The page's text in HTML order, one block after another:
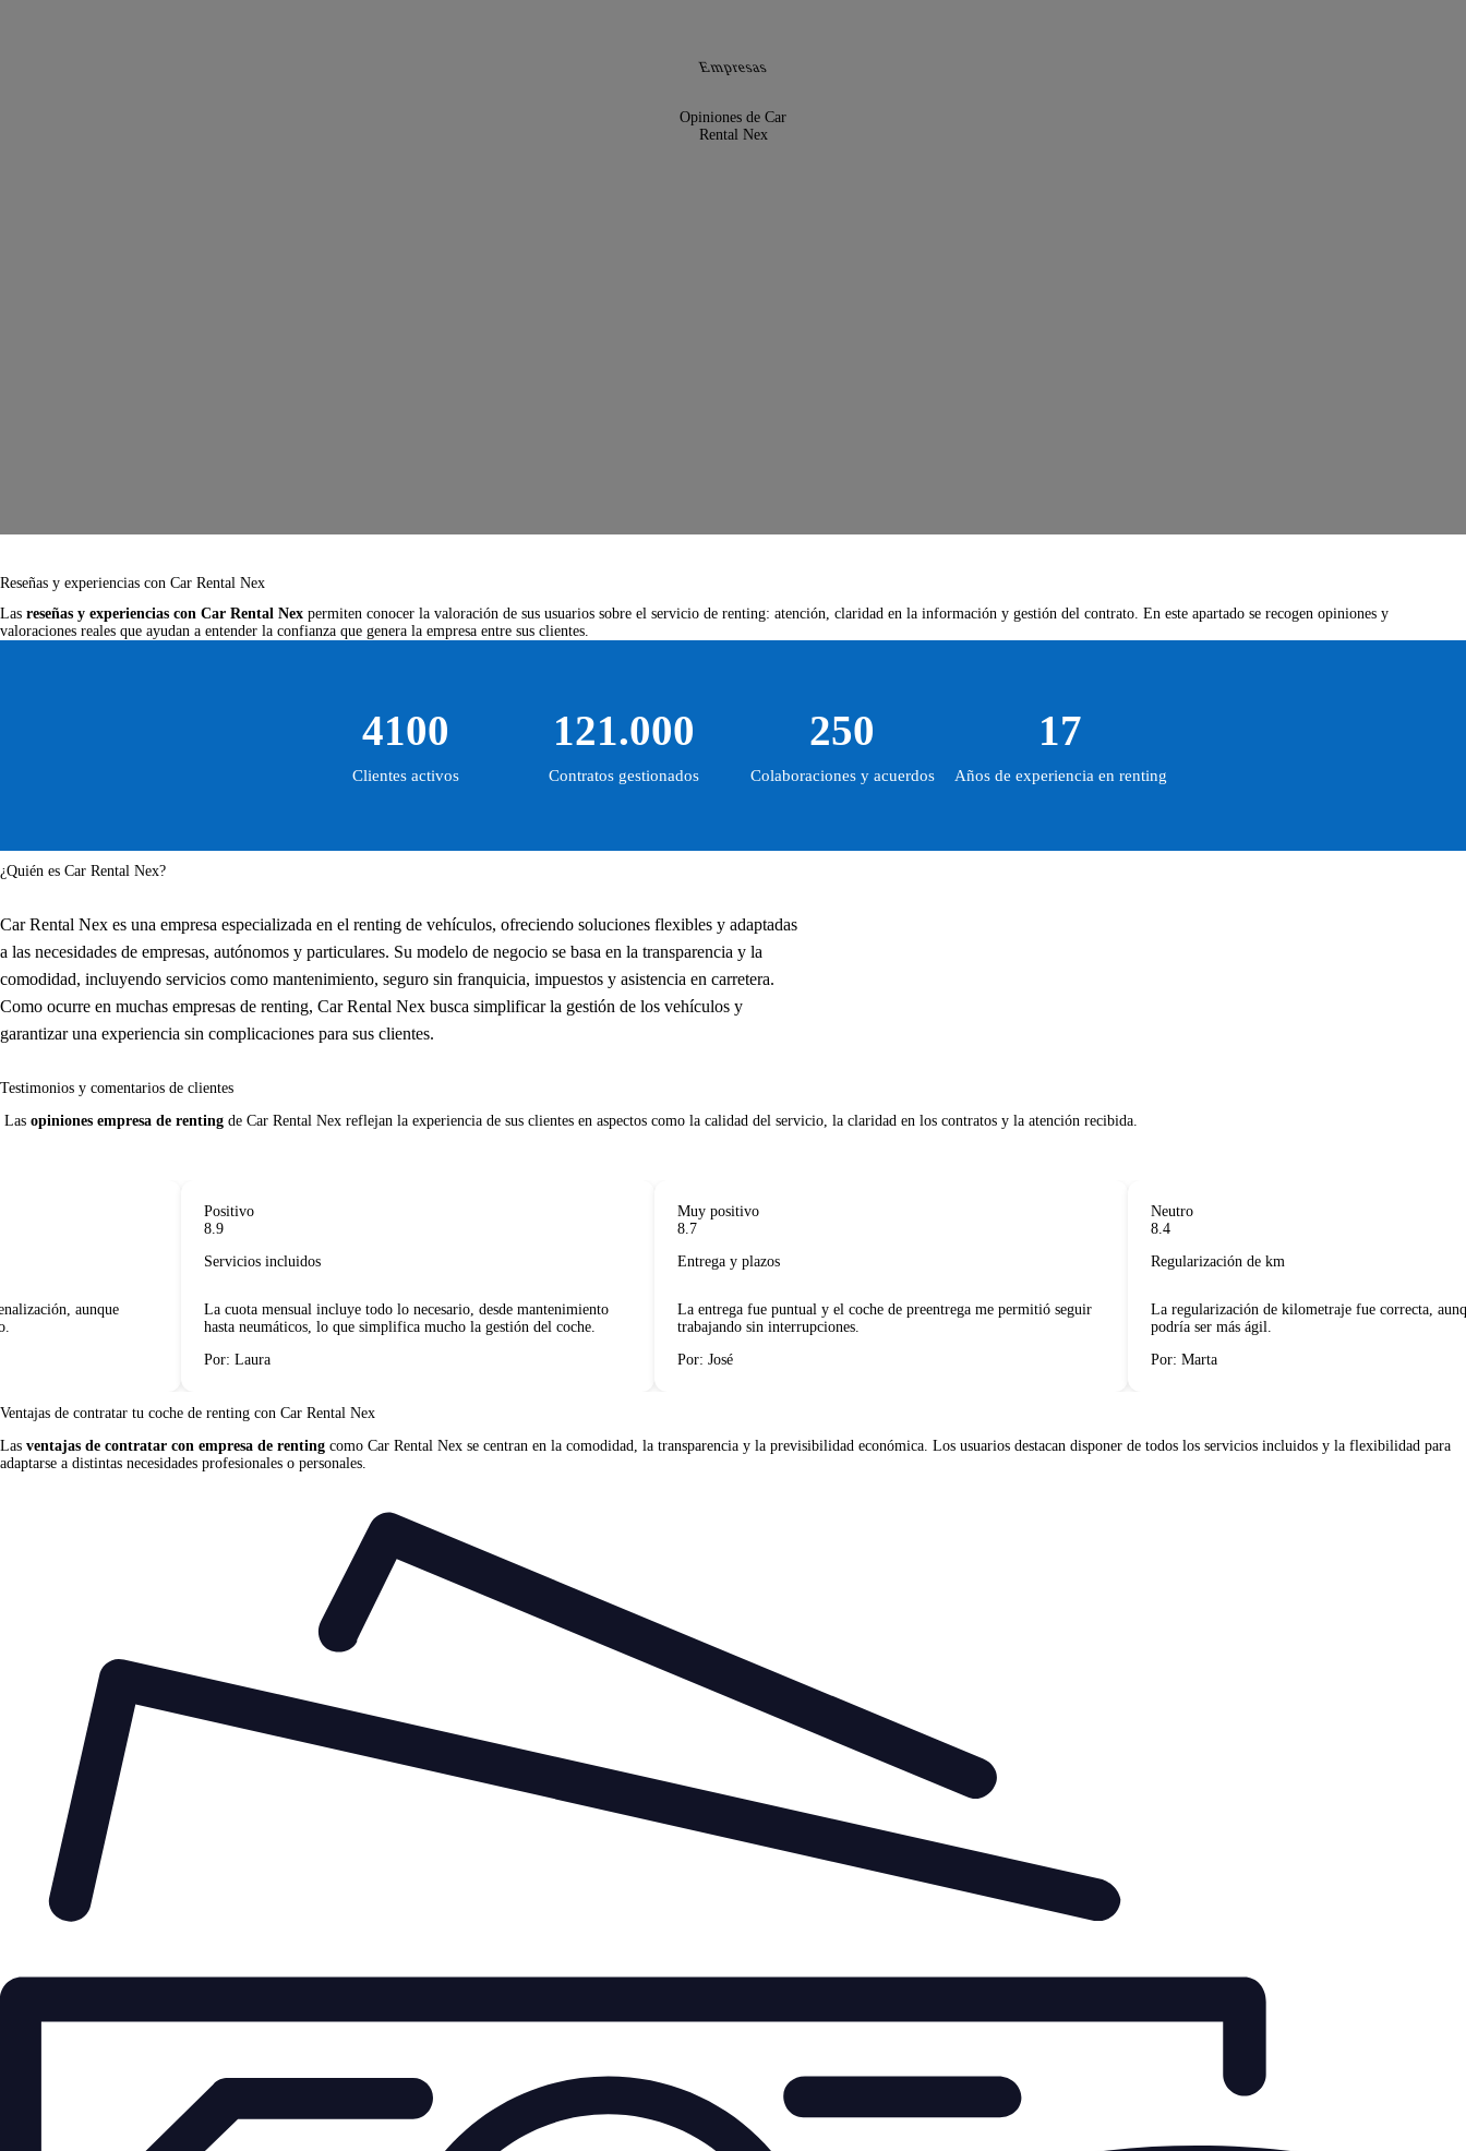
Empresas
Opiniones de Car
Rental Nex
Reseñas y experiencias con Car Rental Nex
Las reseñas y experiencias con Car Rental Nex permiten conocer la valoración de sus usuarios sobre el servicio de renting: atención, claridad en la información y gestión del contrato. En este apartado se recogen opiniones y
valoraciones reales que ayudan a entender la confianza que genera la empresa entre sus clientes.
4100
Clientes activos
121.000
Contratos gestionados
250
Colaboraciones y acuerdos
17
Años de experiencia en renting
¿Quién es Car Rental Nex?
Car Rental Nex es una empresa especializada en el renting de vehículos, ofreciendo soluciones flexibles y adaptadas
a las necesidades de empresas, autónomos y particulares. Su modelo de negocio se basa en la transparencia y la
comodidad, incluyendo servicios como mantenimiento, seguro sin franquicia, impuestos y asistencia en carretera.
Como ocurre en muchas empresas de renting, Car Rental Nex busca simplificar la gestión de los vehículos y
garantizar una experiencia sin complicaciones para sus clientes.
Testimonios y comentarios de clientes
Las opiniones empresa de renting de Car Rental Nex reflejan la experiencia de sus clientes en aspectos como la calidad del servicio, la claridad en los contratos y la atención recibida.
aunque
Positivo
8.9
Servicios incluidos
La cuota mensual incluye todo lo necesario, desde mantenimiento
hasta neumáticos, lo que simplifica mucho la gestión del coche.
Por: Laura
Muy positivo
8.7
Entrega y plazos
La entrega fue puntual y el coche de preentrega me permitió seguir
trabajando sin interrupciones.
Por: José
Neutro
8.4
Regularización de km
La regularización de kilometraje fue correcta,
podría ser más ágil.
Por: Marta
Ventajas de contratar tu coche de renting con Car Rental Nex
Las ventajas de contratar con empresa de renting como Car Rental Nex se centran en la comodidad, la transparencia y la previsibilidad económica. Los usuarios destacan disponer de todos los servicios incluidos y la flexibilidad para
adaptarse a distintas necesidades profesionales o personales.